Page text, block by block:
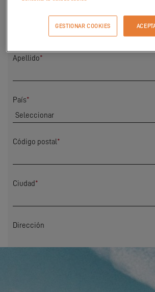
Apellido*
País*
Código postal*
Ciudad *
Dirección
GESTIONAR COOKIES